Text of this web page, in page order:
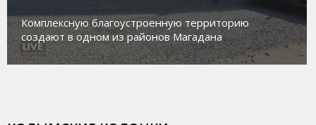
Магадан присоединился к пилотному проекту по
работе с несовершеннолетними из групп
социального риска «Переправа»